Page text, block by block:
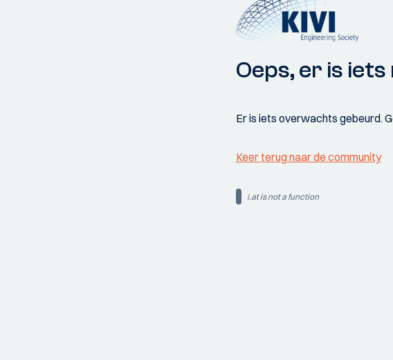
Oeps, er is
Er is iets overwachts gebeurd.
Keer terug naar de community
i.at is not a function